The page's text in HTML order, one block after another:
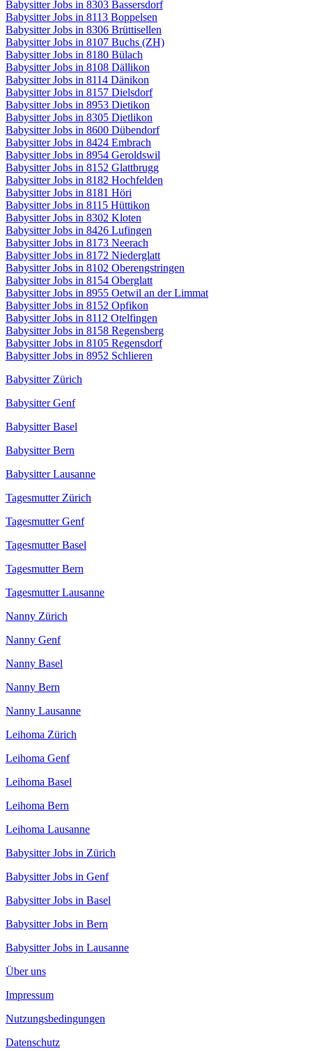
Babysitter Jobs in 8303 Bassersdorf
Babysitter Jobs in 8113 Boppelsen
Babysitter Jobs in 8306 Brüttisellen
Babysitter Jobs in 8107 Buchs (ZH)
Babysitter Jobs in 8180 Bülach
Babysitter Jobs in 8108 Dällikon
Babysitter Jobs in 8114 Dänikon
Babysitter Jobs in 8157 Dielsdorf
Babysitter Jobs in 8953 Dietikon
Babysitter Jobs in 8305 Dietlikon
Babysitter Jobs in 8600 Dübendorf
Babysitter Jobs in 8424 Embrach
Babysitter Jobs in 8954 Geroldswil
Babysitter Jobs in 8152 Glattbrugg
Babysitter Jobs in 8182 Hochfelden
Babysitter Jobs in 8181 Höri
Babysitter Jobs in 8115 Hüttikon
Babysitter Jobs in 8302 Kloten
Babysitter Jobs in 8426 Lufingen
Babysitter Jobs in 8173 Neerach
Babysitter Jobs in 8172 Niederglatt
Babysitter Jobs in 8102 Oberengstringen
Babysitter Jobs in 8154 Oberglatt
Babysitter Jobs in 8955 Oetwil an der Limmat
Babysitter Jobs in 8152 Opfikon
Babysitter Jobs in 8112 Otelfingen
Babysitter Jobs in 8158 Regensberg
Babysitter Jobs in 8105 Regensdorf
Babysitter Jobs in 8952 Schlieren
Babysitter Zürich
Babysitter Genf
Babysitter Basel
Babysitter Bern
Babysitter Lausanne
Tagesmutter Zürich
Tagesmutter Genf
Tagesmutter Basel
Tagesmutter Bern
Tagesmutter Lausanne
Nanny Zürich
Nanny Genf
Nanny Basel
Nanny Bern
Nanny Lausanne
Leihoma Zürich
Leihoma Genf
Leihoma Basel
Leihoma Bern
Leihoma Lausanne
Babysitter Jobs in Zürich
Babysitter Jobs in Genf
Babysitter Jobs in Basel
Babysitter Jobs in Bern
Babysitter Jobs in Lausanne
Über uns
Impressum
Nutzungsbedingungen
Datenschutz